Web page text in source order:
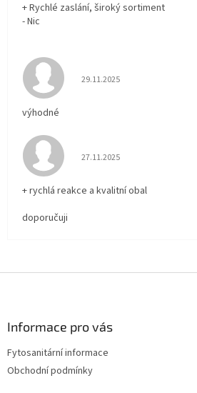
+ Rychlé zaslání, široký sortiment
- Nic
Hodnocení obchodu je 5 z 5
29.11.2025
výhodné
Hodnocení obchodu je 5 z 5
27.11.2025
+ rychlá reakce a kvalitní obal
doporučuji
Informace pro vás
Fytosanitární informace
Obchodní podmínky